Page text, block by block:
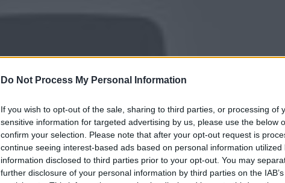
Do Not Process My Personal Information
If you wish to opt-out of the sale, sharing to third parties, or processing of
sensitive information for targeted advertising by us, please use the below
confirm your selection. Please note that after your opt-out request is
continue seeing interest-based ads based on personal information
information disclosed to third parties prior to your opt-out. You may
further disclosure of your personal information by third parties on the
video